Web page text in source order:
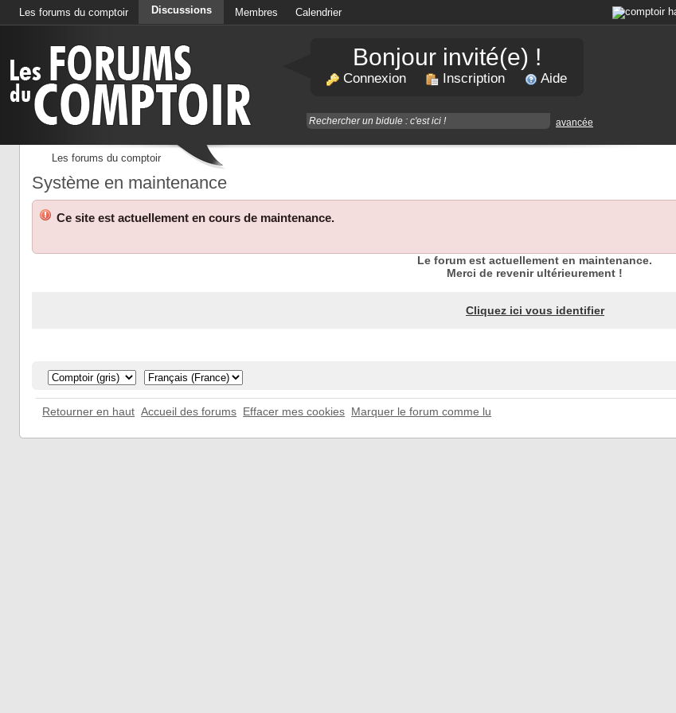
Les forums du comptoir Discussions Membres Calendrier
Bonjour invité(e) !
Connexion Inscription Aide
avancée
Les forums du comptoir
Système en maintenance
Ce site est actuellement en cours de maintenance.
Le forum est actuellement en maintenance.
Merci de revenir ultérieurement !
Cliquez ici vous identifier
Retourner en haut Accueil des forums Effacer mes cookies Marquer le forum comme lu